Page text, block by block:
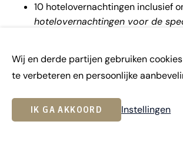
Wij en derde partijen gebruiken
te verbeteren en persoonlijke
IK GA AKKOORD Instellingen
10 hotelovernachtingen inclusief
hotelovernachtingen voor de
Lokale belastingen over
Gebruik van kamers met bad en/
toilet, airco of verwarming
Toeristisch informatiepakket